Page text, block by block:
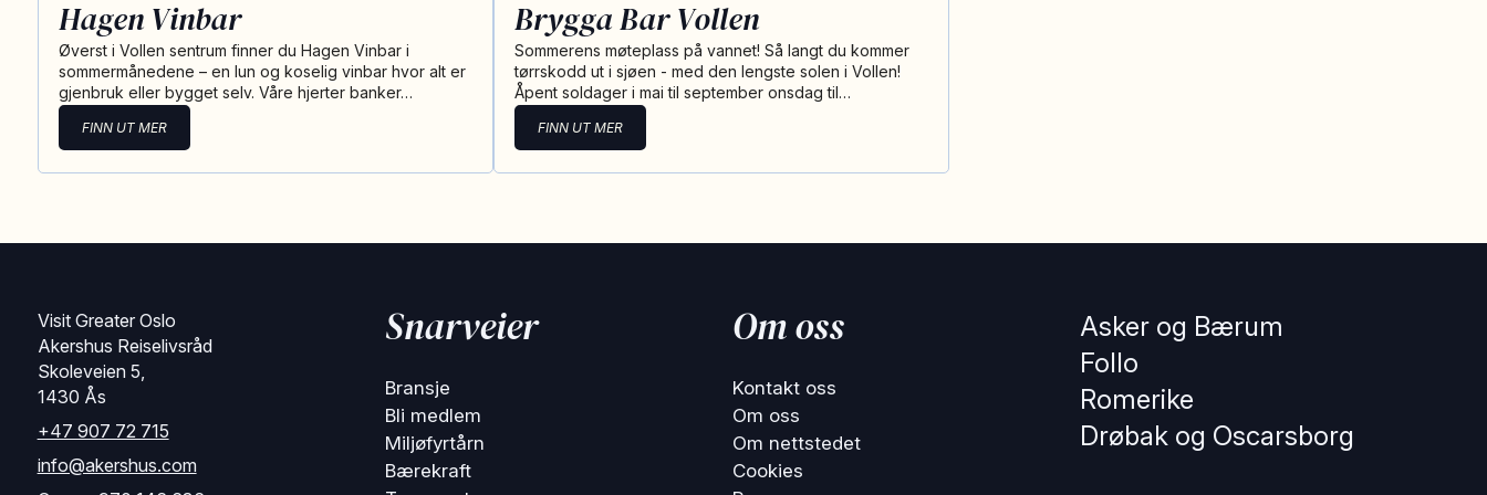
Hagen Vinbar
Øverst i Vollen sentrum finner du Hagen Vinbar i
sommermånedene – en lun og koselig vinbar hvor alt er
gjenbruk eller bygget selv. Våre hjerter banker…
FINN UT MER
Brygga Bar Vollen
Sommerens møteplass på vannet! Så langt du kommer
tørrskodd ut i sjøen - med den lengste solen i Vollen!
Åpent soldager i mai til september onsdag til…
FINN UT MER
Visit Greater Oslo
Akershus Reiselivsråd
Skoleveien 5,
1430 Ås
+47 907 72 715
info@akershus.com
Snarveier
Bransje
Bli medlem
Miljøfyrtårn
Bærekraft
Om oss
Kontakt oss
Om oss
Om nettstedet
Cookies
Asker og Bærum
Follo
Romerike
Drøbak og Oscarsborg